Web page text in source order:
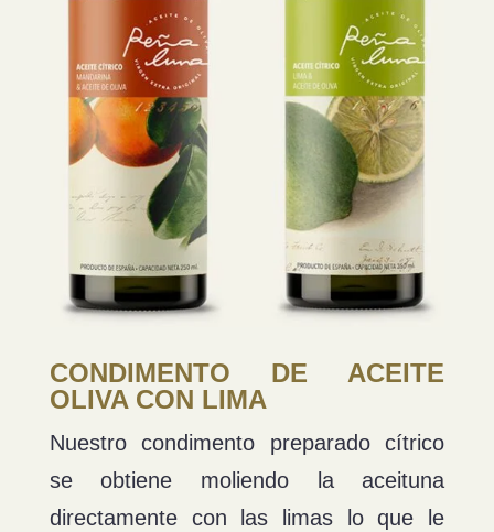
CONDIMENTO DE ACEITE
OLIVA CON LIMA
Nuestro condimento preparado cítrico
se obtiene moliendo la aceituna
directamente con las limas lo que le